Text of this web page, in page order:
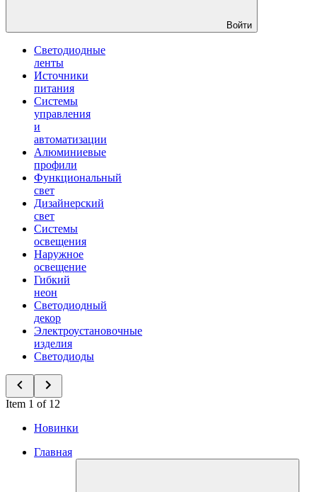
Войти
Светодиодные
ленты
Источники
питания
Системы
управления
и
автоматизации
Алюминиевые
профили
Функциональный
свет
Дизайнерский
свет
Системы
освещения
Наружное
освещение
Гибкий
неон
Светодиодный
декор
Электроустановочные
изделия
Светодиоды
Item 1 of 12
Новинки
Главная